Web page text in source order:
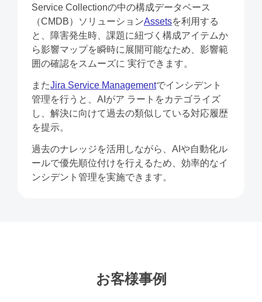
Service Collectionの中の構成データベース
（CMDB）ソリューションAssetsを利⽤する
と、障害発⽣時、課題に紐づく構成アイテムか
ら影響マップを瞬時に展開可能なため、影響範
囲の確認をスムーズに 実⾏できます。
またJira Service Managementでインシデント
管理を⾏うと、AIがア ラートをカテゴライズ
し、解決に向けて過去の類似している対応履歴
を提⽰。
過去のナレッジを活⽤しながら、AIや⾃動化ル
ールで優先順位付けを⾏えるため、効率的なイ
ンシデント管理を実施できます。
お客様事例